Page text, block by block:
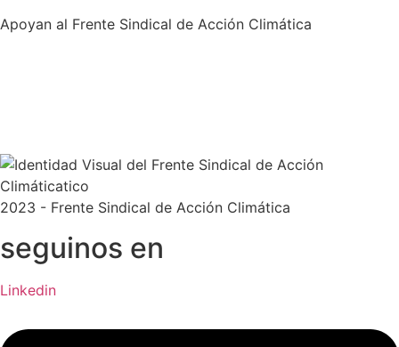
Apoyan al Frente Sindical de Acción Climática
2023 - Frente Sindical de Acción Climática
seguinos en
Linkedin